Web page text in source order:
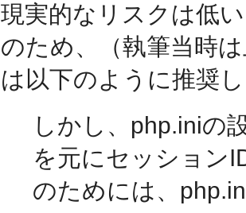
現実的なリスクは低
のため、（執筆当時
は以下のように推奨
しかし、php.iniの
を元にセッション
のためには、